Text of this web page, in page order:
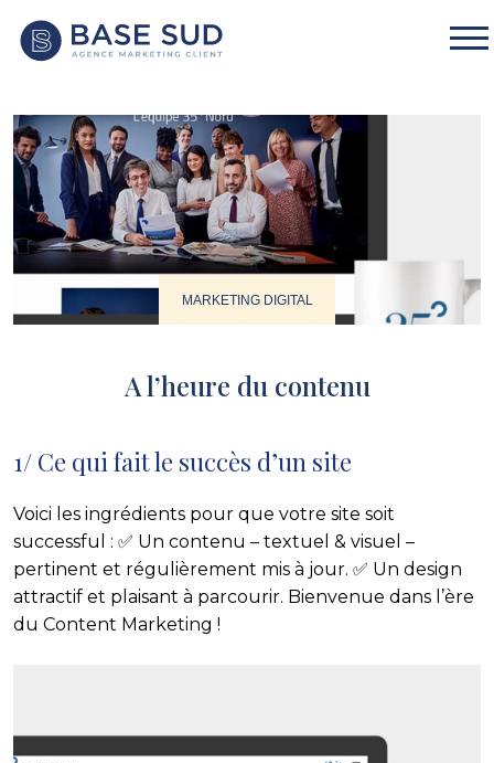
MARKETING DIGITAL
A l’heure du contenu
1/ Ce qui fait le succès d’un site
Voici les ingrédients pour que votre site soit
successful : ✅ Un contenu – textuel & visuel –
pertinent et régulièrement mis à jour. ✅ Un design
attractif et plaisant à parcourir. Bienvenue dans l’ère
du Content Marketing !